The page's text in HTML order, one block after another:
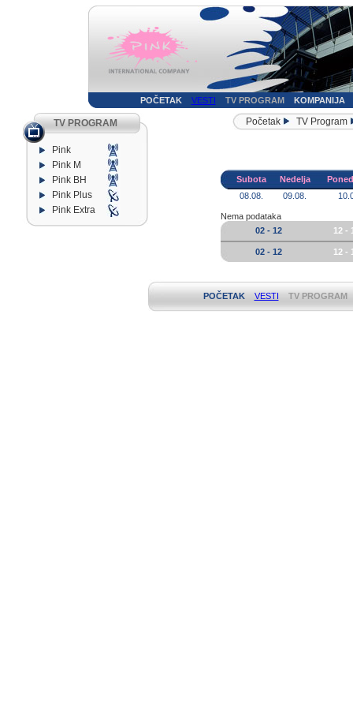
POČETAK VESTI TV PROGRAM KOMPANIJA
TV PROGRAM
Pink
Pink M
Pink BH
Pink Plus
Pink Extra
Početak TV Program
Subota Nedelja
08.08.
09.08.
Nema podataka
02 - 12
12 -
02 - 12 12 -
POČETAK VESTI TV PROGRAM